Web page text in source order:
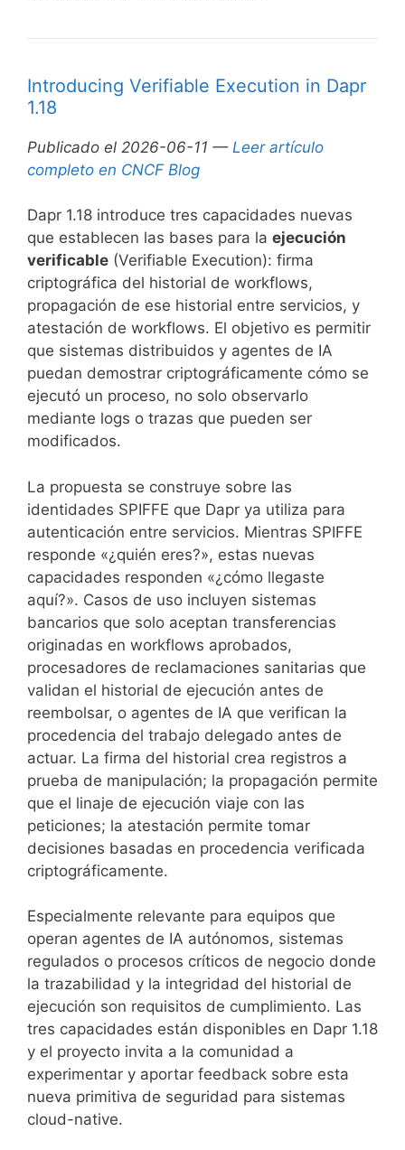
Introducing Verifiable Execution in Dapr
1.18
Publicado el 2026-06-11 — Leer artículo
completo en CNCF Blog
Dapr 1.18 introduce tres capacidades nuevas
que establecen las bases para la ejecución
verificable (Verifiable Execution): firma
criptográfica del historial de workflows,
propagación de ese historial entre servicios, y
atestación de workflows. El objetivo es permitir
que sistemas distribuidos y agentes de IA
puedan demostrar criptográficamente cómo se
ejecutó un proceso, no solo observarlo
mediante logs o trazas que pueden ser
modificados.
La propuesta se construye sobre las
identidades SPIFFE que Dapr ya utiliza para
autenticación entre servicios. Mientras SPIFFE
responde «¿quién eres?», estas nuevas
capacidades responden «¿cómo llegaste
aquí?». Casos de uso incluyen sistemas
bancarios que solo aceptan transferencias
originadas en workflows aprobados,
procesadores de reclamaciones sanitarias que
validan el historial de ejecución antes de
reembolsar, o agentes de IA que verifican la
procedencia del trabajo delegado antes de
actuar. La firma del historial crea registros a
prueba de manipulación; la propagación permite
que el linaje de ejecución viaje con las
peticiones; la atestación permite tomar
decisiones basadas en procedencia verificada
criptográficamente.
Especialmente relevante para equipos que
operan agentes de IA autónomos, sistemas
regulados o procesos críticos de negocio donde
la trazabilidad y la integridad del historial de
ejecución son requisitos de cumplimiento. Las
tres capacidades están disponibles en Dapr 1.18
y el proyecto invita a la comunidad a
experimentar y aportar feedback sobre esta
nueva primitiva de seguridad para sistemas
cloud-native.